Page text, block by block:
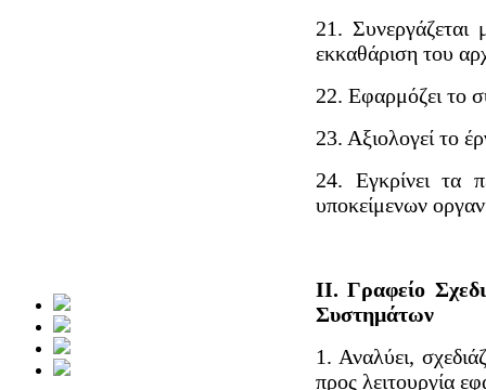
21. Συνεργάζεται
εκκαθάριση του
22. Εφαρμόζει το
23. Αξιολογεί το
24. Εγκρίνει τα
υποκείμενων
II. Γραφείο
Συστημάτων
1. Αναλύει,
προς λειτουργία